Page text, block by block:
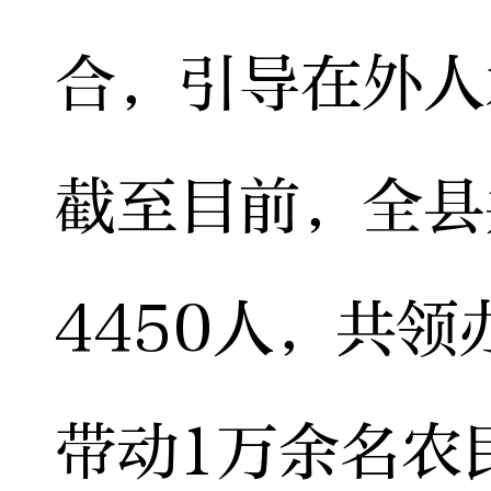
合，引导在外
截至目前，全
4450人，共领
带动1万余名